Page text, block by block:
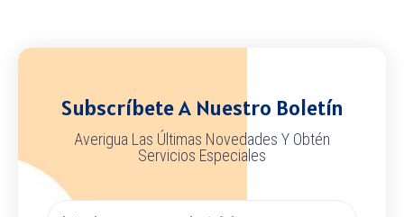
Subscríbete A Nuestro Boletín
Averigua Las Últimas Novedades Y Obtén
Servicios Especiales